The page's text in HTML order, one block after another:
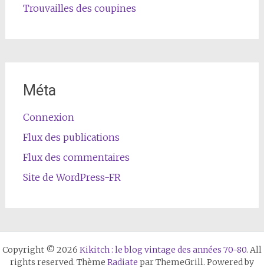
Trouvailles des coupines
Méta
Connexion
Flux des publications
Flux des commentaires
Site de WordPress-FR
Copyright © 2026 Kikitch : le blog vintage des années 70-80. All
rights reserved. Thème Radiate par ThemeGrill. Powered by